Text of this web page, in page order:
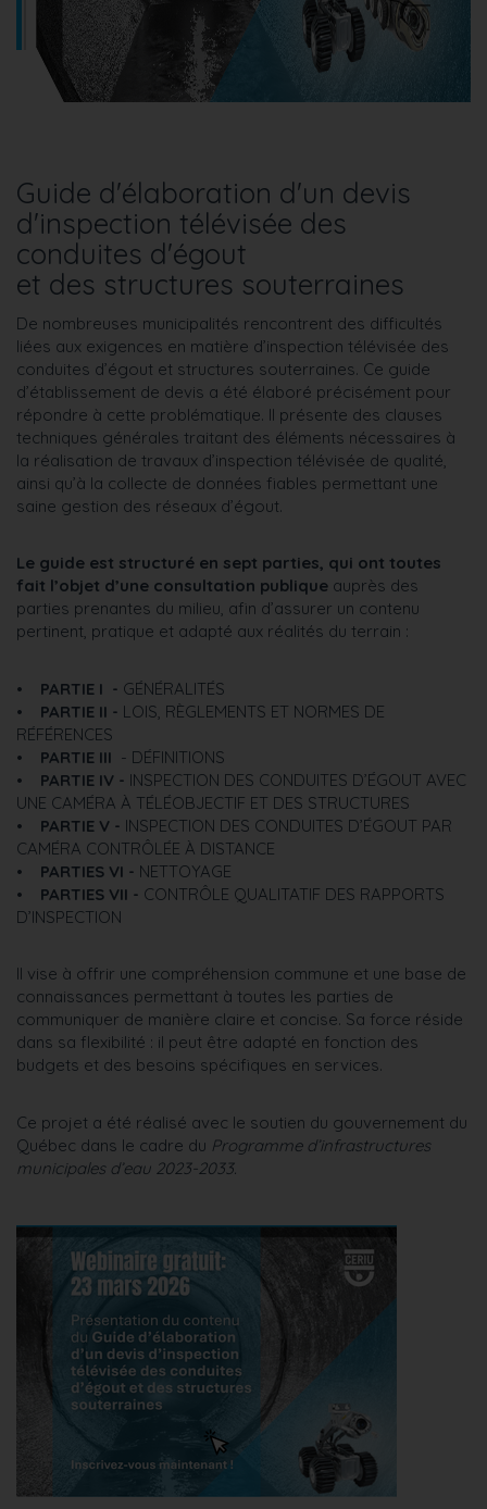
Guide d'élaboration d'un devis
d'inspection télévisée des
conduites d'égout
et des structures souterraines
De nombreuses municipalités rencontrent des difficultés
liées aux exigences en matière d’inspection télévisée des
conduites d’égout et structures souterraines. Ce guide
d’établissement de devis a été élaboré précisément pour
répondre à cette problématique. Il présente des clauses
techniques générales traitant des éléments nécessaires à
la réalisation de travaux d’inspection télévisée de qualité,
ainsi qu’à la collecte de données fiables permettant une
saine gestion des réseaux d’égout.
Le guide est structuré en sept parties, qui ont toutes
fait l’objet d’une consultation publique auprès des
parties prenantes du milieu, afin d’assurer un contenu
pertinent, pratique et adapté aux réalités du terrain :
• PARTIE I - GÉNÉRALITÉS
• PARTIE II - LOIS, RÈGLEMENTS ET NORMES DE
RÉFÉRENCES
•
PARTIE III - DÉFINITIONS
• PARTIE IV - INSPECTION DES CONDUITES D’ÉGOUT AVEC
UNE CAMÉRA À TÉLÉOBJECTIF ET DES STRUCTURES
• PARTIE V - INSPECTION DES CONDUITES D’ÉGOUT PAR
CAMÉRA CONTRÔLÉE À DISTANCE
• PARTIES VI - NETTOYAGE
• PARTIES VII - CONTRÔLE QUALITATIF DES RAPPORTS
D’INSPECTION
Il vise à offrir une compréhension commune et une base de
connaissances permettant à toutes les parties de
communiquer de manière claire et concise. Sa force réside
dans sa flexibilité : il peut être adapté en fonction des
budgets et des besoins spécifiques en services.
Ce projet a été réalisé avec le soutien du gouvernement du
Québec dans le cadre du Programme d’infrastructures
municipales d’eau 2023-2033.